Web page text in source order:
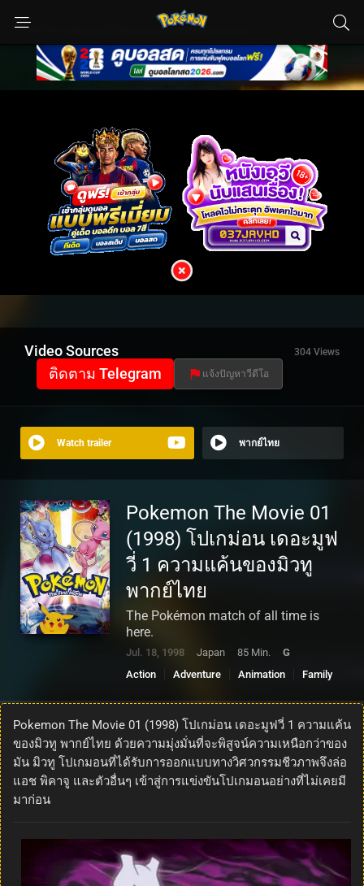
Video Sources 304 Views
ติดตาม Telegram แจ้งปัญหาวีดีโอ
Watch trailer พากย์ไทย
Pokemon The Movie 01
(1998) โปเกม่อน เดอะมูฟ
วี่ 1 ความแค้นของมิวทู
พากย์ไทย
The Pokémon match of all time is
here.
Jul. 18, 1998 Japan 85 Min.
G
Action
Adventure Animation
Family
Pokemon The Movie 01 (1998) โปเกม่อน เดอะมูฟวี่ 1 ความแค้น
ของมิวทู พากย์ไทย ด้วยความมุ่งมั่นที่จะพิสูจน์ความเหนือกว่าของ
มัน มิวทู โปเกมอนที่ได้รับการออกแบบทางวิศวกรรมชีวภาพจึงล่อ
แอช พิคาจู และตัวอื่นๆ เข้าสู่การแข่งขันโปเกมอนอย่างที่ไม่เคยมี
มาก่อน